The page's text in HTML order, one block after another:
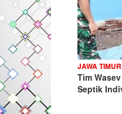
JAWA TIMUR
Tim
Septik